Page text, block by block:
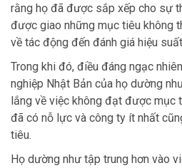
rằng họ đã được sắp xếp cho sự
được giao những mục tiêu không
về tác động đến đánh giá hiệu
Trong khi đó, điều đáng ngạc
nghiệp Nhật Bản của họ dường
lắng về việc không đạt được mục
đã có nỗ lực và công ty ít nhất
tiêu.
Họ dường như tập trung hơn vào